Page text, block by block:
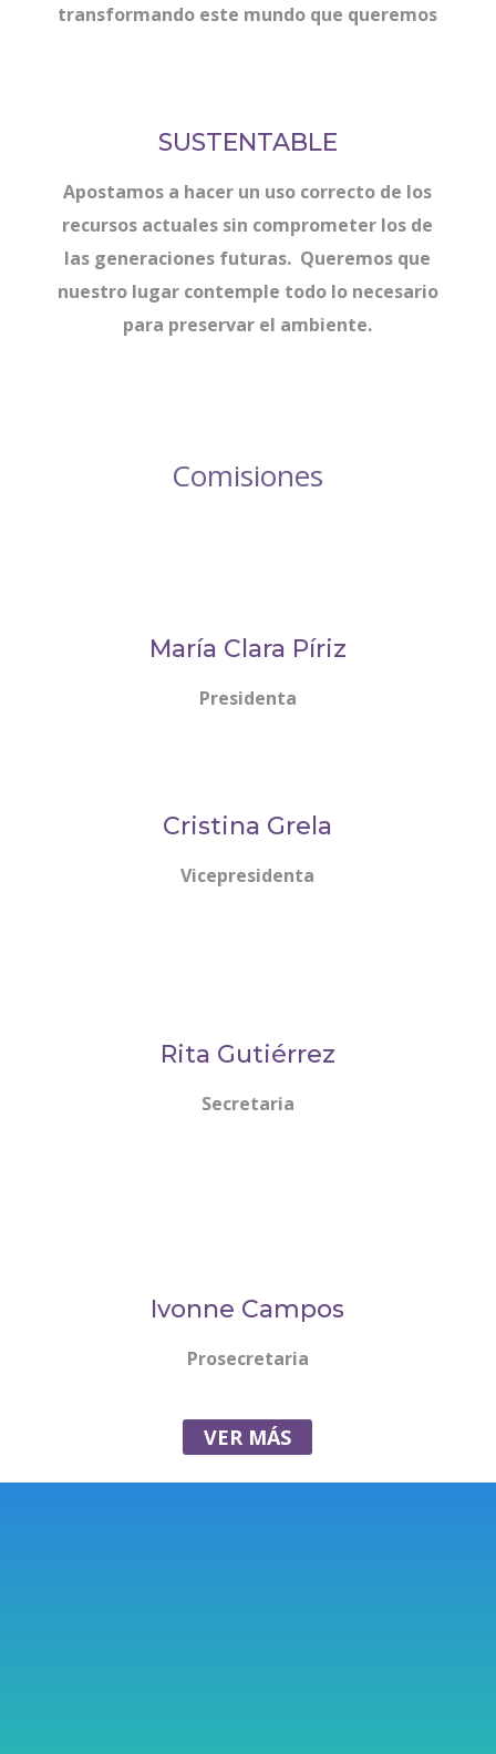
transformando este mundo que queremos
SUSTENTABLE
Apostamos a hacer un uso correcto de los
recursos actuales sin comprometer los de
las generaciones futuras. Queremos que
nuestro lugar contemple todo lo necesario
para preservar el ambiente.
Comisiones
María Clara Píriz
Presidenta
Cristina Grela
Vicepresidenta
Rita Gutiérrez
Secretaria
Ivonne Campos
Prosecretaria
VER MÁS